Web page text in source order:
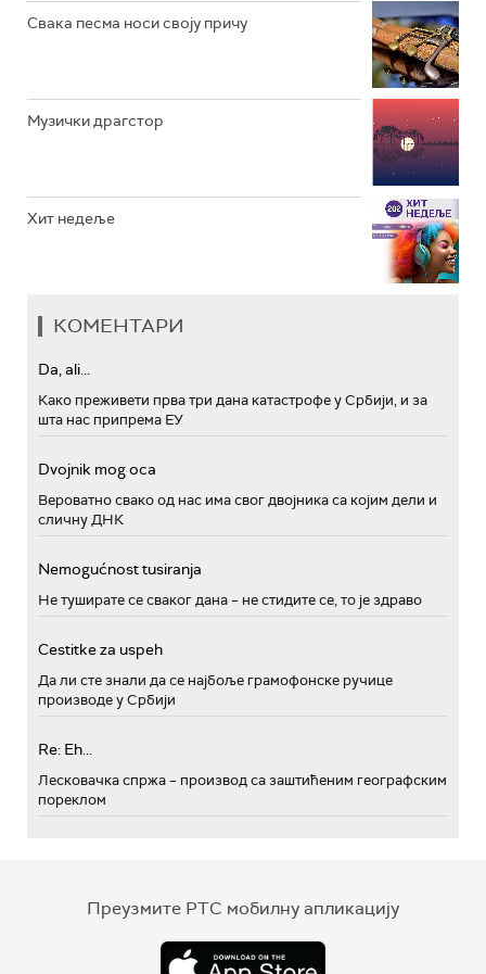
Свака песма носи своју причу
Музички драгстор
Хит недеље
КОМЕНТАРИ
Da, ali...
Како преживети прва три дана катастрофе у Србији, и за
шта нас припрема ЕУ
Dvojnik mog oca
Вероватно свако од нас има свог двојника са којим дели и
сличну ДНК
Nemogućnost tusiranja
Не туширате се сваког дана – не стидите се, то је здраво
Cestitke za uspeh
Да ли сте знали да се најбоље грамофонске ручице
производе у Србији
Re: Eh...
Лесковачка спржа – производ са заштићеним географским
пореклом
Преузмите РТС мобилну апликацију